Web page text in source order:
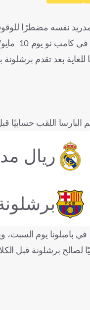
مدريد نفسه مضطرًا
مايو/أيار المقبل.
اللقب حسابيًا قبل
ريال
بامبلونا يوم السبت،
ما يعني حسم اللقب رياضيًا لصالح